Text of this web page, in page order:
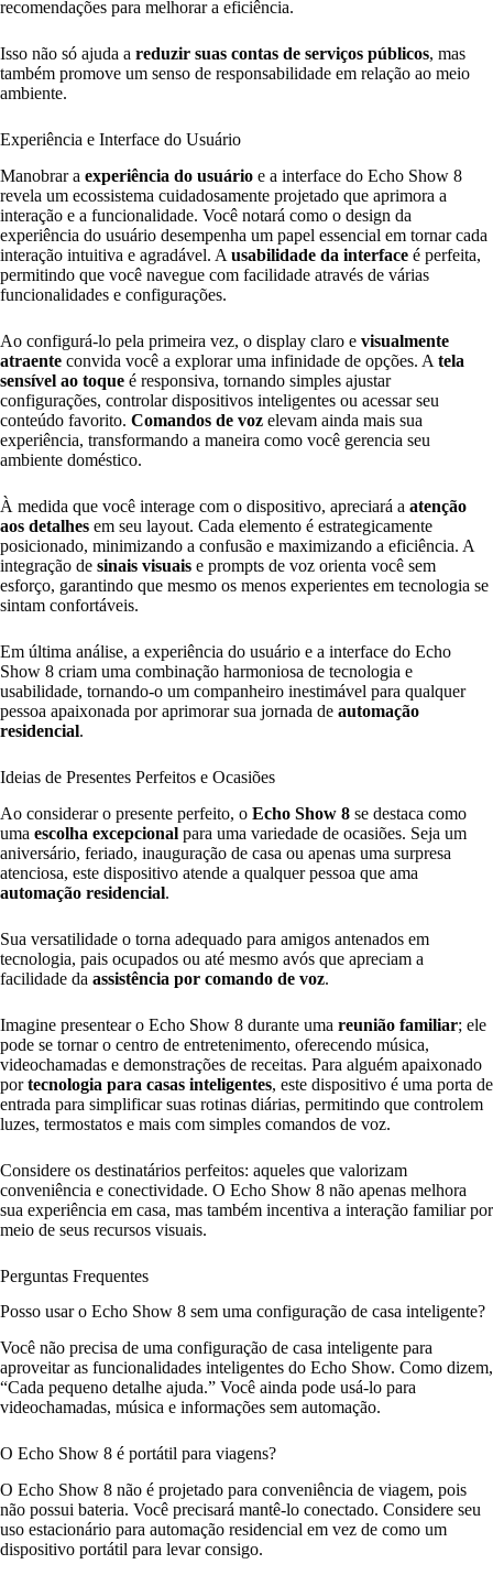
recomendações para melhorar a eficiência.
Isso não só ajuda a reduzir suas contas de serviços públicos, mas
também promove um senso de responsabilidade em relação ao meio
ambiente.
Experiência e Interface do Usuário
Manobrar a experiência do usuário e a interface do Echo Show 8
revela um ecossistema cuidadosamente projetado que aprimora a
interação e a funcionalidade. Você notará como o design da
experiência do usuário desempenha um papel essencial em tornar cada
interação intuitiva e agradável. A usabilidade da interface é perfeita,
permitindo que você navegue com facilidade através de várias
funcionalidades e configurações.
Ao configurá-lo pela primeira vez, o display claro e visualmente
atraente convida você a explorar uma infinidade de opções. A tela
sensível ao toque é responsiva, tornando simples ajustar
configurações, controlar dispositivos inteligentes ou acessar seu
conteúdo favorito. Comandos de voz elevam ainda mais sua
experiência, transformando a maneira como você gerencia seu
ambiente doméstico.
À medida que você interage com o dispositivo, apreciará a atenção
aos detalhes em seu layout. Cada elemento é estrategicamente
posicionado, minimizando a confusão e maximizando a eficiência. A
integração de sinais visuais e prompts de voz orienta você sem
esforço, garantindo que mesmo os menos experientes em tecnologia se
sintam confortáveis.
Em última análise, a experiência do usuário e a interface do Echo
Show 8 criam uma combinação harmoniosa de tecnologia e
usabilidade, tornando-o um companheiro inestimável para qualquer
pessoa apaixonada por aprimorar sua jornada de automação
residencial.
Ideias de Presentes Perfeitos e Ocasiões
Ao considerar o presente perfeito, o Echo Show 8 se destaca como
uma escolha excepcional para uma variedade de ocasiões. Seja um
aniversário, feriado, inauguração de casa ou apenas uma surpresa
atenciosa, este dispositivo atende a qualquer pessoa que ama
automação residencial.
Sua versatilidade o torna adequado para amigos antenados em
tecnologia, pais ocupados ou até mesmo avós que apreciam a
facilidade da assistência por comando de voz.
Imagine presentear o Echo Show 8 durante uma reunião familiar; ele
pode se tornar o centro de entretenimento, oferecendo música,
videochamadas e demonstrações de receitas. Para alguém apaixonado
portecnologia para casas inteligentes, este dispositivo é uma porta de
entrada para simplificar suas rotinas diárias, permitindo que controlem
luzes, termostatos e mais com simples comandos de voz.
Considere os destinatários perfeitos: aqueles que valorizam
conveniência e conectividade. O Echo Show 8 não apenas melhora
sua experiência em casa, mas também incentiva a interação familiar por
meio de seus recursos visuais.
Perguntas Frequentes
Posso usar o Echo Show 8 sem uma configuração de casa inteligente?
Você não precisa de uma configuração de casa inteligente para
aproveitar as funcionalidades inteligentes do Echo Show. Como dizem,
“Cada pequeno detalhe ajuda.” Você ainda pode usá-lo para
videochamadas, música e informações sem automação.
O Echo Show 8 é portátil para viagens?
O Echo Show 8 não é projetado para conveniência de viagem, pois
não possui bateria. Você precisará mantê-lo conectado. Considere seu
uso estacionário para automação residencial em vez de como um
dispositivo portátil para levar consigo.